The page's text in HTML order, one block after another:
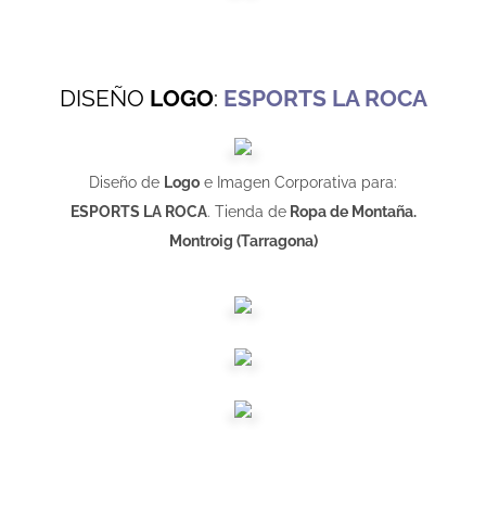
DISEÑO LOGO: ESPORTS LA ROCA
Diseño de Logo e Imagen Corporativa para:
ESPORTS LA ROCA. Tienda deRopa de Montaña.
Montroig (Tarragona)